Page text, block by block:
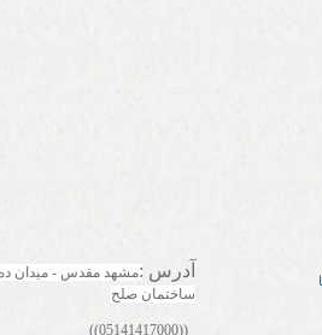
آدرس :
ساختمان صلح
((05141417000))